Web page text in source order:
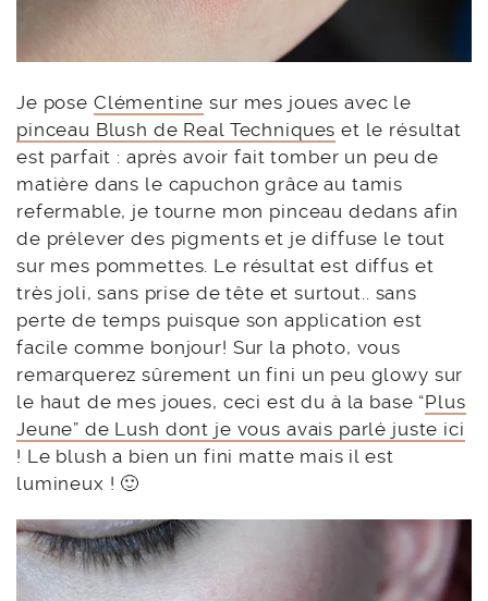
Je pose Clémentine sur mes joues avec le
pinceau Blush de Real Techniques et le résultat
est parfait : après avoir fait tomber un peu de
matière dans le capuchon grâce au tamis
refermable, je tourne mon pinceau dedans afin
de prélever des pigments et je diffuse le tout
sur mes pommettes. Le résultat est diffus et
très joli, sans prise de tête et surtout.. sans
perte de temps puisque son application est
facile comme bonjour! Sur la photo, vous
remarquerez sûrement un fini un peu glowy sur
le haut de mes joues, ceci est du à la base “Plus
Jeune” de Lush dont je vous avais parlé juste ici
! Le blush a bien un fini matte mais il est
lumineux ! 🙂